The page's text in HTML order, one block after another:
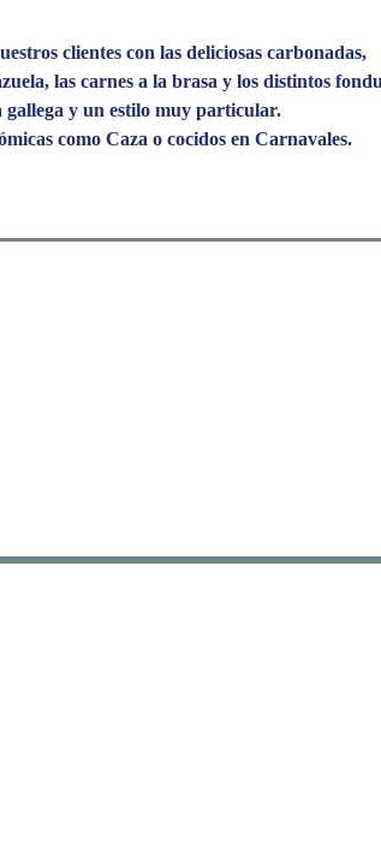
clientes con las deliciosas carbonadas,
las carnes a la brasa y los distintos
y un estilo muy particular.
como Caza o cocidos en Carnavales.